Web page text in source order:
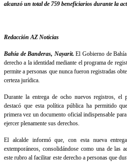
alcanzó un total de 759 beneficiarios durante la
Redacción AZ Noticias
Bahía de Banderas, Nayarit. El Gobierno de
derecho a la identidad mediante el programa de
permite a personas que nunca fueron registradas
certeza jurídica.
Durante la entrega de ocho nuevos registros, el
destacó que esta política pública ha permitido
primera vez un documento oficial indispensable
ejercer plenamente sus derechos.
El alcalde informó que, con esta nueva
extemporáneos, consolidándose como una de las
este rubro al facilitar este derecho a personas que